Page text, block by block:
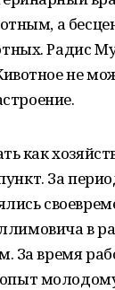
а
Радис
не
как
За
в
За время